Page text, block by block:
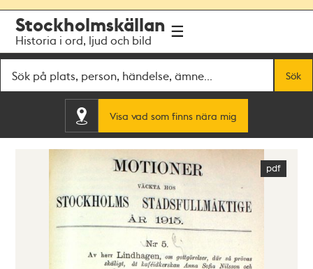
navigationen
huvudinnehållet
Stockholmskällan
Historia i ord, ljud och bild
Sök
Visa vad som finns nära mig